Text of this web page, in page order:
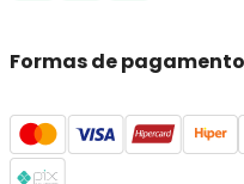
Formas de